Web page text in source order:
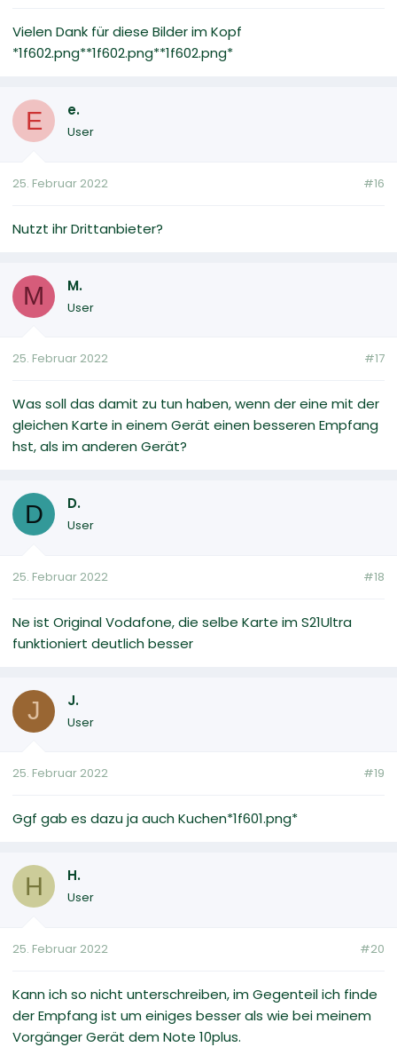
Vielen Dank für diese Bilder im Kopf
*1f602.png**1f602.png**1f602.png*
E e.
User
25. Februar 2022 #16
Nutzt ihr Drittanbieter?
M M.
User
25. Februar 2022 #17
Was soll das damit zu tun haben, wenn der eine mit der
gleichen Karte in einem Gerät einen besseren Empfang
hst, als im anderen Gerät?
D D.
User
25. Februar 2022 #18
Ne ist Original Vodafone, die selbe Karte im S21Ultra
funktioniert deutlich besser
J J.
User
25. Februar 2022 #19
Ggf gab es dazu ja auch Kuchen*1f601.png*
H H.
User
25. Februar 2022 #20
Kann ich so nicht unterschreiben, im Gegenteil ich finde
der Empfang ist um einiges besser als wie bei meinem
Vorgänger Gerät dem Note 10plus.